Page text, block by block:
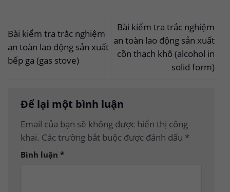
Bài kiểm tra trắc nghiệm
an toàn lao động sản xuất
bếp ga (gas stove)
Bài kiểm tra trắc nghiệm
an toàn lao động sản xuất
cồn thạch khô (alcohol in
solid form)
Để lại một bình luận
Email của bạn sẽ không được hiển thị công
khai. Các trường bắt buộc được đánh dấu *
Bình luận *